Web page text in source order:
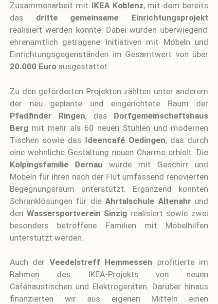
Zusammenarbeit mit IKEA Koblenz, mit dem bereits
das dritte gemeinsame Einrichtungsprojekt
realisiert werden konnte. Dabei wurden überwiegend
ehrenamtlich getragene Initiativen mit Möbeln und
Einrichtungsgegenständen im Gesamtwert von über
20.000 Euro ausgestattet.
Zu den geförderten Projekten zählten unter anderem
der neu geplante und eingerichtete Raum der
Pfadfinder Ringen, das Dorfgemeinschaftshaus
Berg mit mehr als 60 neuen Stühlen und modernen
Tischen sowie das Ideencafé Oedingen, das durch
eine wohnliche Gestaltung neuen Charme erhielt. Die
Kolpingsfamilie Dernau wurde mit Geschirr und
Möbeln für ihren nach der Flut umfassend renovierten
Begegnungsraum unterstützt. Ergänzend konnten
Schranklösungen für dieAhrtalschule Altenahr und
den Wassersportverein Sinzig realisiert sowie zwei
besonders betroffene Familien mit Möbelhilfen
unterstützt werden.
Auch der Veedelstreff Hemmessen profitierte im
Rahmen des IKEA-Projekts von neuen
Caféhaustischen und Elektrogeräten. Darüber hinaus
finanzierten wir aus eigenen Mitteln einen